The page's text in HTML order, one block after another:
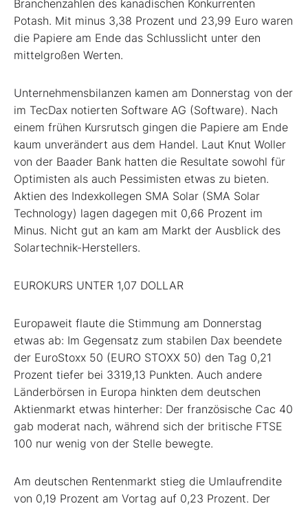
Branchenzahlen des kanadischen Konkurrenten
Potash. Mit minus 3,38 Prozent und 23,99 Euro waren
die Papiere am Ende das Schlusslicht unter den
mittelgroßen Werten.
Unternehmensbilanzen kamen am Donnerstag von der
im TecDax notierten Software AG (Software). Nach
einem frühen Kursrutsch gingen die Papiere am Ende
kaum unverändert aus dem Handel. Laut Knut Woller
von der Baader Bank hatten die Resultate sowohl für
Optimisten als auch Pessimisten etwas zu bieten.
Aktien des Indexkollegen SMA Solar (SMA Solar
Technology) lagen dagegen mit 0,66 Prozent im
Minus. Nicht gut an kam am Markt der Ausblick des
Solartechnik-Herstellers.
EUROKURS UNTER 1,07 DOLLAR
Europaweit flaute die Stimmung am Donnerstag
etwas ab: Im Gegensatz zum stabilen Dax beendete
der EuroStoxx 50 (EURO STOXX 50) den Tag 0,21
Prozent tiefer bei 3319,13 Punkten. Auch andere
Länderbörsen in Europa hinkten dem deutschen
Aktienmarkt etwas hinterher: Der französische Cac 40
gab moderat nach, während sich der britische FTSE
100 nur wenig von der Stelle bewegte.
Am deutschen Rentenmarkt stieg die Umlaufrendite
von 0,19 Prozent am Vortag auf 0,23 Prozent. Der